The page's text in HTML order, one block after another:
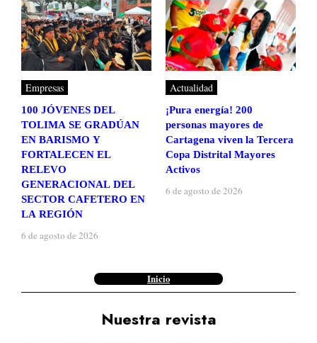
Empresas
100 JÓVENES DEL
TOLIMA SE GRADÚAN
EN BARISMO Y
FORTALECEN EL
RELEVO
GENERACIONAL DEL
SECTOR CAFETERO EN
LA REGIÓN
6 de agosto de 2026
Actualidad
¡Pura energía! 200
personas mayores de
Cartagena viven la Tercera
Copa Distrital Mayores
Activos
6 de agosto de 2026
Inicio
Nuestra revista